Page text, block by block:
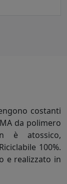
costanti
da polimero
è atossico,
100%.
e realizzato in